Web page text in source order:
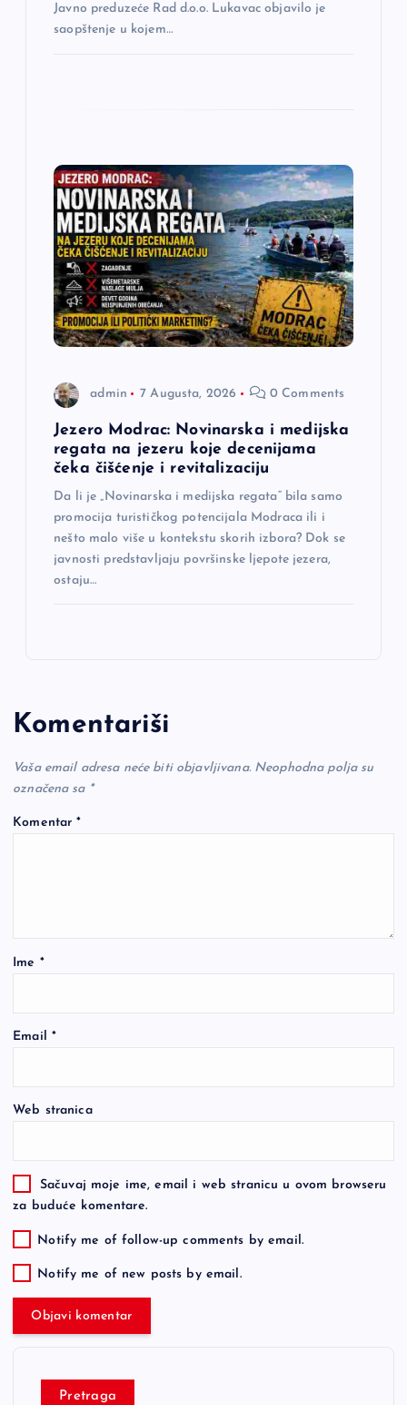
Javno preduzeće Rad d.o.o. Lukavac objavilo je
saopštenje u kojem…
admin 7 Augusta, 2026 0 Comments
Jezero Modrac: Novinarska i medijska
regata na jezeru koje decenijama
čeka čišćenje i revitalizaciju
Da li je „Novinarska i medijska regata“ bila samo
promocija turističkog potencijala Modraca ili i
nešto malo više u kontekstu skorih izbora? Dok se
javnosti predstavljaju površinske ljepote jezera,
ostaju…
Komentariši
Vaša email adresa neće biti objavljivana. Neophodna polja su
označena sa *
Komentar*
Ime *
Email *
Web stranica
Sačuvaj moje ime, email i web stranicu u ovom browseru
za buduće komentare.
Notify me of follow-up comments by email.
Notify me of new posts by email.
Pretraga